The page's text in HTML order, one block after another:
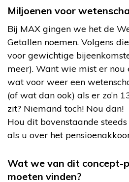
Miljoenen voor
Bij MAX gingen we het de
Getallen noemen. Volgens
voor gewichtige
meer). Want wie mist er nou
wat voor weer een
(of wat dan ook) als er zo’n
zit? Niemand toch! Nou dan!
Hou dit bovenstaande
als u over het
Wat we van dit concept-
moeten vinden?